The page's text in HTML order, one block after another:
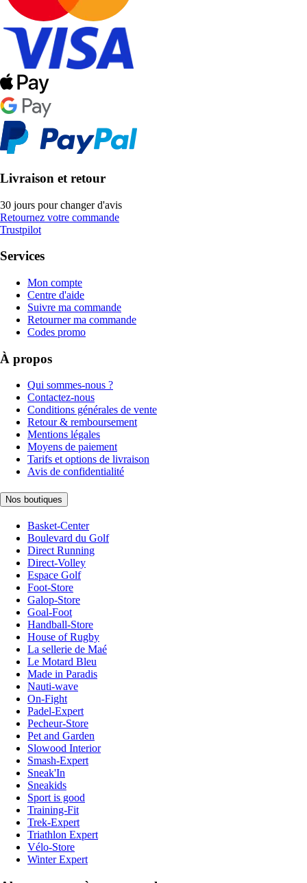
Livraison et retour
30 jours pour changer d'avis
Retournez votre commande
Trustpilot
Services
Mon compte
Centre d'aide
Suivre ma commande
Retourner ma commande
Codes promo
À propos
Qui sommes-nous ?
Contactez-nous
Conditions générales de vente
Retour & remboursement
Mentions légales
Moyens de paiement
Tarifs et options de livraison
Avis de confidentialité
Nos boutiques
Basket-Center
Boulevard du Golf
Direct Running
Direct-Volley
Espace Golf
Foot-Store
Galop-Store
Goal-Foot
Handball-Store
House of Rugby
La sellerie de Maé
Le Motard Bleu
Made in Paradis
Nauti-wave
On-Fight
Padel-Expert
Pecheur-Store
Pet and Garden
Slowood Interior
Smash-Expert
Sneak'In
Sneakids
Sport is good
Training-Fit
Trek-Expert
Triathlon Expert
Vélo-Store
Winter Expert